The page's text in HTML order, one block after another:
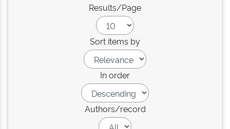
Results/Page
Sort items by
In order
Authors/record